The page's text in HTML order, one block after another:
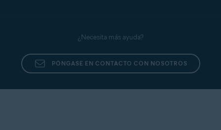
¿Necesita más ayuda?
PÓNGASE EN CONTACTO CON NOSOTROS